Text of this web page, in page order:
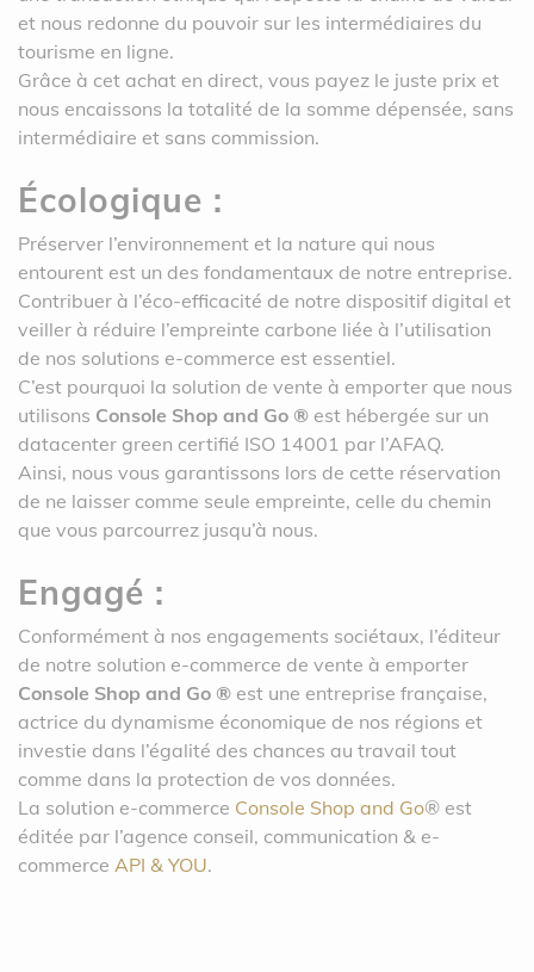
et nous redonne du pouvoir sur les intermédiaires du
tourisme en ligne.
Grâce à cet achat en direct, vous payez le juste prix et
nous encaissons la totalité de la somme dépensée, sans
intermédiaire et sans commission.
Écologique :
Préserver l’environnement et la nature qui nous
entourent est un des fondamentaux de notre entreprise.
Contribuer à l’éco-efficacité de notre dispositif digital et
veiller à réduire l’empreinte carbone liée à l’utilisation
de nos solutions e-commerce est essentiel.
C’est pourquoi la solution de vente à emporter que nous
utilisons Console Shop and Go ® est hébergée sur un
datacenter green certifié ISO 14001 par l’AFAQ.
Ainsi, nous vous garantissons lors de cette réservation
de ne laisser comme seule empreinte, celle du chemin
que vous parcourrez jusqu’à nous.
Engagé :
Conformément à nos engagements sociétaux, l’éditeur
de notre solution e-commerce de vente à emporter
Console Shop and Go ® est une entreprise française,
actrice du dynamisme économique de nos régions et
investie dans l’égalité des chances au travail tout
comme dans la protection de vos données.
La solution e-commerce Console Shop and Go® est
éditée par l’agence conseil, communication & e-
commerce API & YOU.